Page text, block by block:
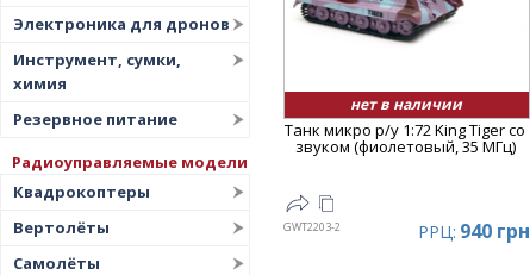
Электроника для дронов
Инструмент, сумки,
химия
Резервное питание
Радиоуправляемые модели
Квадрокоптеры
Вертолёты
Самолёты
нет в наличии
Танк микро р/у 1:72 King Tiger со
звуком (фиолетовый, 35 МГц)
GWT2203-2 РРЦ: 940 грн